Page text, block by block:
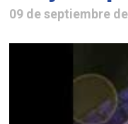
09 de septiembre